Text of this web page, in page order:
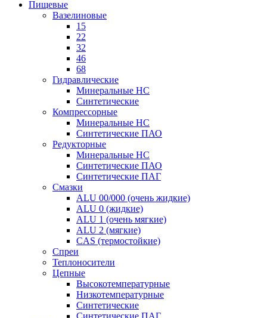
Пищевые
Вазелиновые
15
22
32
46
68
Гидравлические
Минеральные HC
Синтетические
Компрессорные
Минеральные HC
Синтетические ПАО
Редукторные
Минеральные HC
Синтетические ПАО
Синтетические ПАГ
Смазки
ALU 00/000 (очень жидкие)
ALU 0 (жидкие)
ALU 1 (очень мягкие)
ALU 2 (мягкие)
CAS (термостойкие)
Спреи
Теплоносители
Цепные
Высокотемпературные
Низкотемпературные
Синтетические
Синтетические ПАГ